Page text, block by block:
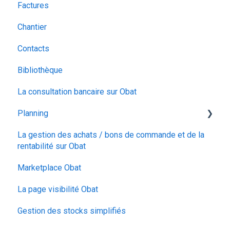
Les options du devis
Organiser votre devis
Ajouter des éléments chiffrés
Le bordereau de chantier
La signature électronique
Factures
Chantier
Contacts
Bibliothèque
La consultation bancaire sur Obat
Planning
Planning
La gestion des achats / bons de commande et de la
rentabilité sur Obat
Marketplace Obat
La page visibilité Obat
Gestion des stocks simplifiés